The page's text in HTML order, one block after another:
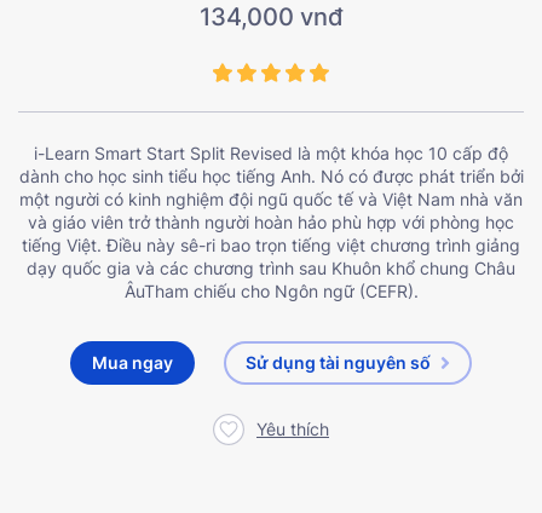
134,000 vnđ
i-Learn Smart Start Split Revised là một khóa học 10 cấp độ
dành cho học sinh tiểu học tiếng Anh. Nó có được phát triển bởi
một người có kinh nghiệm đội ngũ quốc tế và Việt Nam nhà văn
và giáo viên trở thành người hoàn hảo phù hợp với phòng học
tiếng Việt. Điều này sê-ri bao trọn tiếng việt chương trình giảng
dạy quốc gia và các chương trình sau Khuôn khổ chung Châu
ÂuTham chiếu cho Ngôn ngữ (CEFR).
Mua ngay Sử dụng tài nguyên số
Yêu thích